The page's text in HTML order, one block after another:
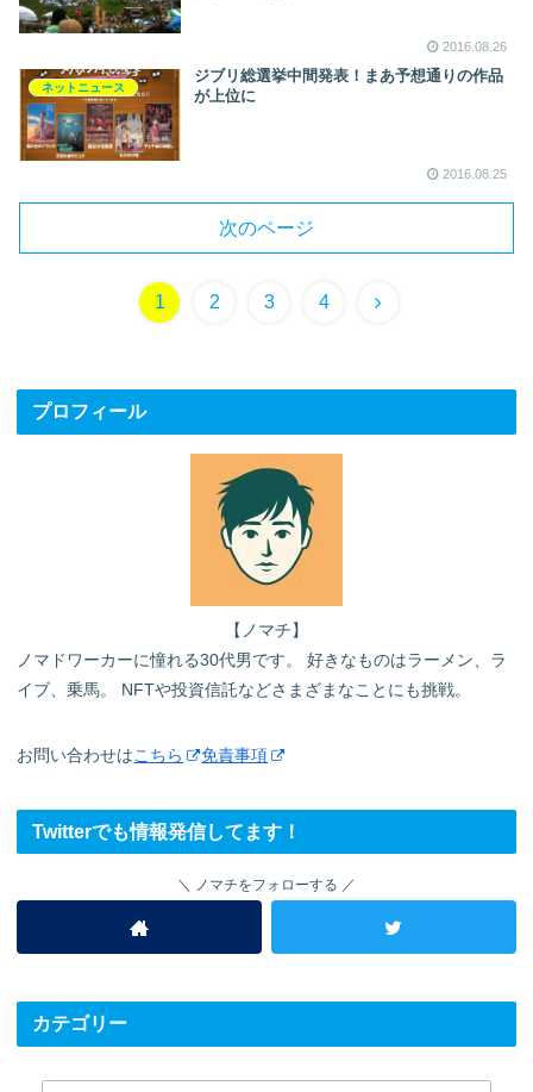
2016.08.26
ネットニュース
ジブリ総選挙中間発表！まあ予想通りの作品
が上位に
2016.08.25
次のページ
1 2 3 4
次
プロフィール
【ノマチ】
ノマドワーカーに憧れる30代男です。 好きなものはラーメン、ラ
イブ、乗馬。 NFTや投資信託などさまざまなことにも挑戦。
お問い合わせはこちら 免責事項
Twitterでも情報発信してます！
ノマチをフォローする
カテゴリー